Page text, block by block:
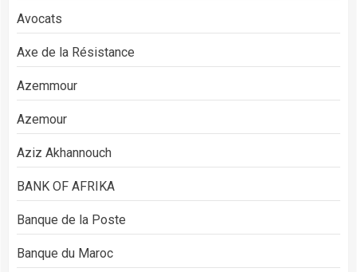
Avocats
Axe de la Résistance
Azemmour
Azemour
Aziz Akhannouch
BANK OF AFRIKA
Banque de la Poste
Banque du Maroc